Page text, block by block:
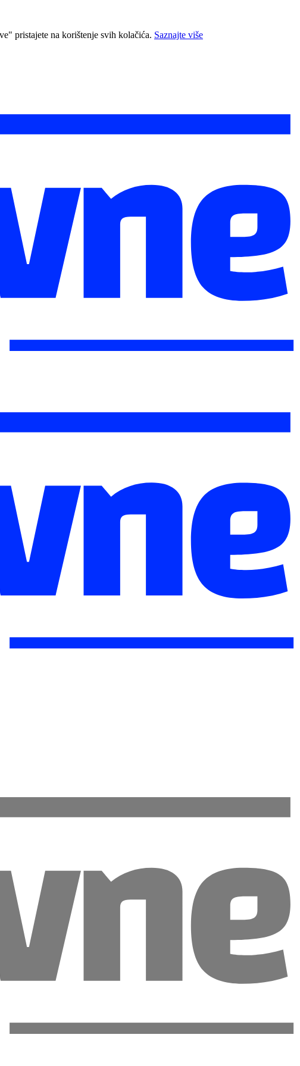
pristajete na korištenje svih kolačića. Saznajte više